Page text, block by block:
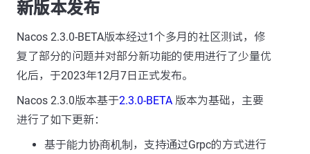
新版本发布
Nacos 2.3.0-BETA版本经过1个多月的社区测试，修
复了部分的问题并对部分新功能的使用进行了少量优
化后，于2023年12月7日正式发布。
Nacos 2.3.0版本基于2.3.0-BETA 版本为基础，主要
进行了如下更新：
基于能力协商机制，支持通过Grpc的方式进行